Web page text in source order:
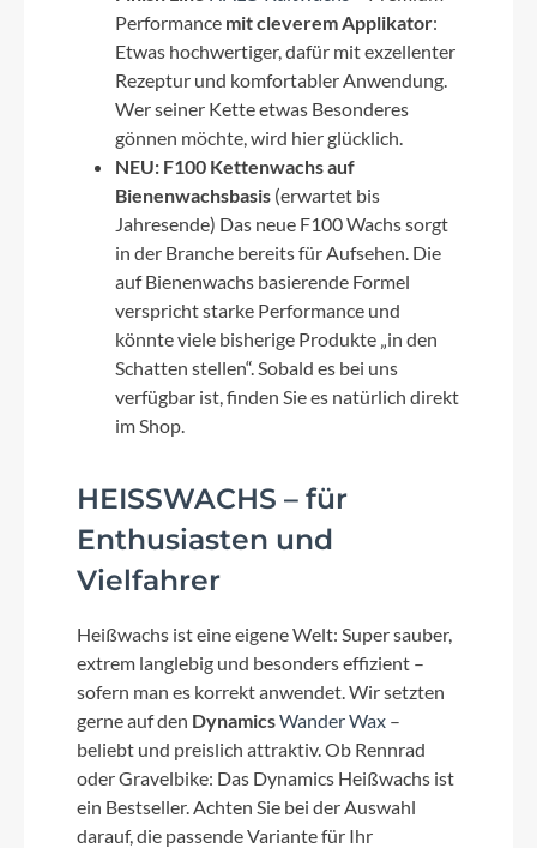
Performance mit cleverem Applikator:
Etwas hochwertiger, dafür mit exzellenter
Rezeptur und komfortabler Anwendung.
Wer seiner Kette etwas Besonderes
gönnen möchte, wird hier glücklich.
NEU: F100 Kettenwachs auf
Bienenwachsbasis (erwartet bis
Jahresende) Das neue F100 Wachs sorgt
in der Branche bereits für Aufsehen. Die
auf Bienenwachs basierende Formel
verspricht starke Performance und
könnte viele bisherige Produkte „in den
Schatten stellen“. Sobald es bei uns
verfügbar ist, finden Sie es natürlich direkt
im Shop.
HEISSWACHS – für
Enthusiasten und
Vielfahrer
Heißwachs ist eine eigene Welt: Super sauber,
extrem langlebig und besonders effizient –
sofern man es korrekt anwendet. Wir setzten
gerne auf den DynamicsWander Wax –
beliebt und preislich attraktiv. Ob Rennrad
oder Gravelbike: Das Dynamics Heißwachs ist
ein Bestseller. Achten Sie bei der Auswahl
darauf, die passende Variante für Ihr